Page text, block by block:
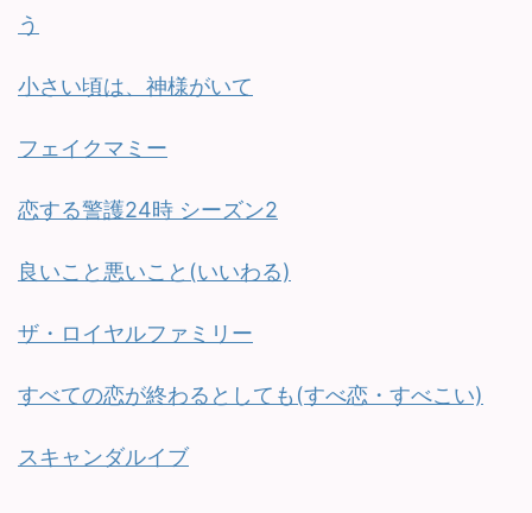
う
小さい頃は、神様がいて
フェイクマミー
恋する警護24時 シーズン2
良いこと悪いこと(いいわる)
ザ・ロイヤルファミリー
すべての恋が終わるとしても(すべ恋・すべこい)
スキャンダルイブ